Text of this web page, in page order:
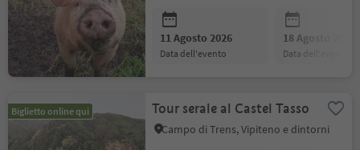
11 Agosto 2026
data dell'evento
18 Agosto 2026
data dell'evento
Biglietto online qui Tour serale al Castel Tasso
Campo di Trens, Vipiteno e dintorni